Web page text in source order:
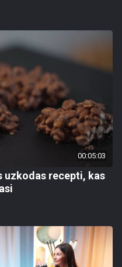
00:05:03
uzkodas recepti, kas